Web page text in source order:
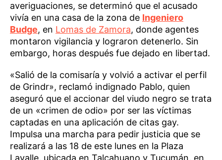
averiguaciones, se determinó que el acusado
vivía en una casa de la zona de Ingeniero
Budge, en Lomas de Zamora, donde agentes
montaron vigilancia y lograron detenerlo. Sin
embargo, horas después fue dejado en libertad.
«Salió de la comisaría y volvió a activar el perfil
de Grindr», reclamó indignado Pablo, quien
aseguró que el accionar del viudo negro se trata
de un «crimen de odio» por ser las víctimas
captadas en una aplicación de citas gay.
Impulsa una marcha para pedir justicia que se
realizará a las 18 de este lunes en la Plaza